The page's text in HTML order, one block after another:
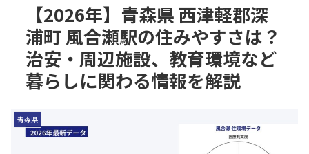
【2026年】青森県 西津軽郡深
浦町 風合瀬駅の住みやすさは？
治安・周辺施設、教育環境など
暮らしに関わる情報を解説
青森県